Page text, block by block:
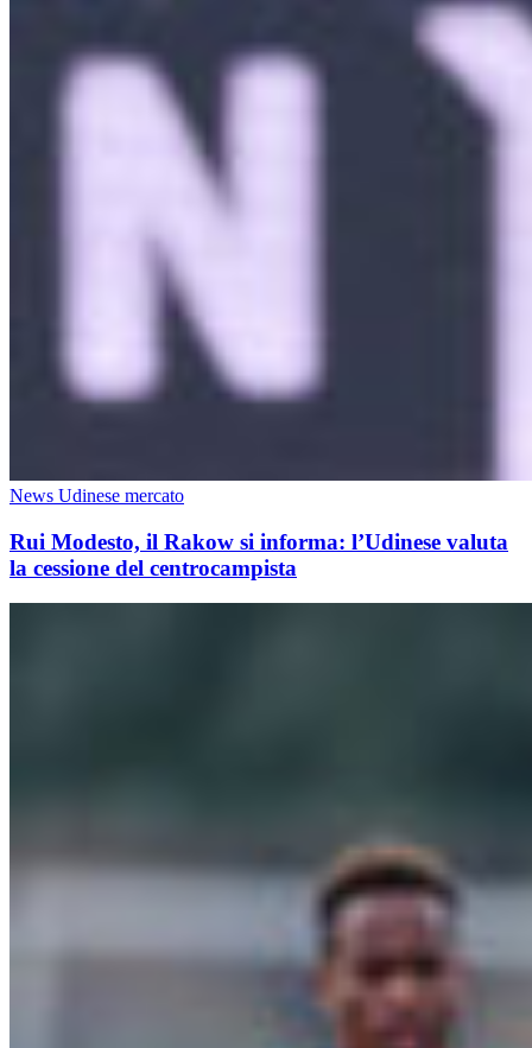
News Udinese mercato
Rui Modesto, il Rakow si informa: l’Udinese valuta
la cessione del centrocampista